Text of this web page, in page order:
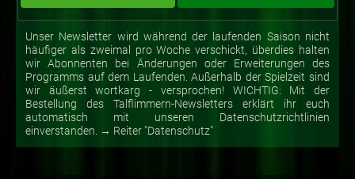
Unser Newsletter wird während der laufenden Saison nicht
häufiger als zweimal pro Woche verschickt, überdies halten
wir Abonnenten bei Änderungen oder Erweiterungen des
Programms auf dem Laufenden. Außerhalb der Spielzeit sind
wir äußerst wortkarg - versprochen! WICHTIG: Mit der
Bestellung des Talflimmern-Newsletters erklärt ihr euch
automatisch mit unseren Datenschutzrichtlinien
einverstanden. → Reiter "Datenschutz"